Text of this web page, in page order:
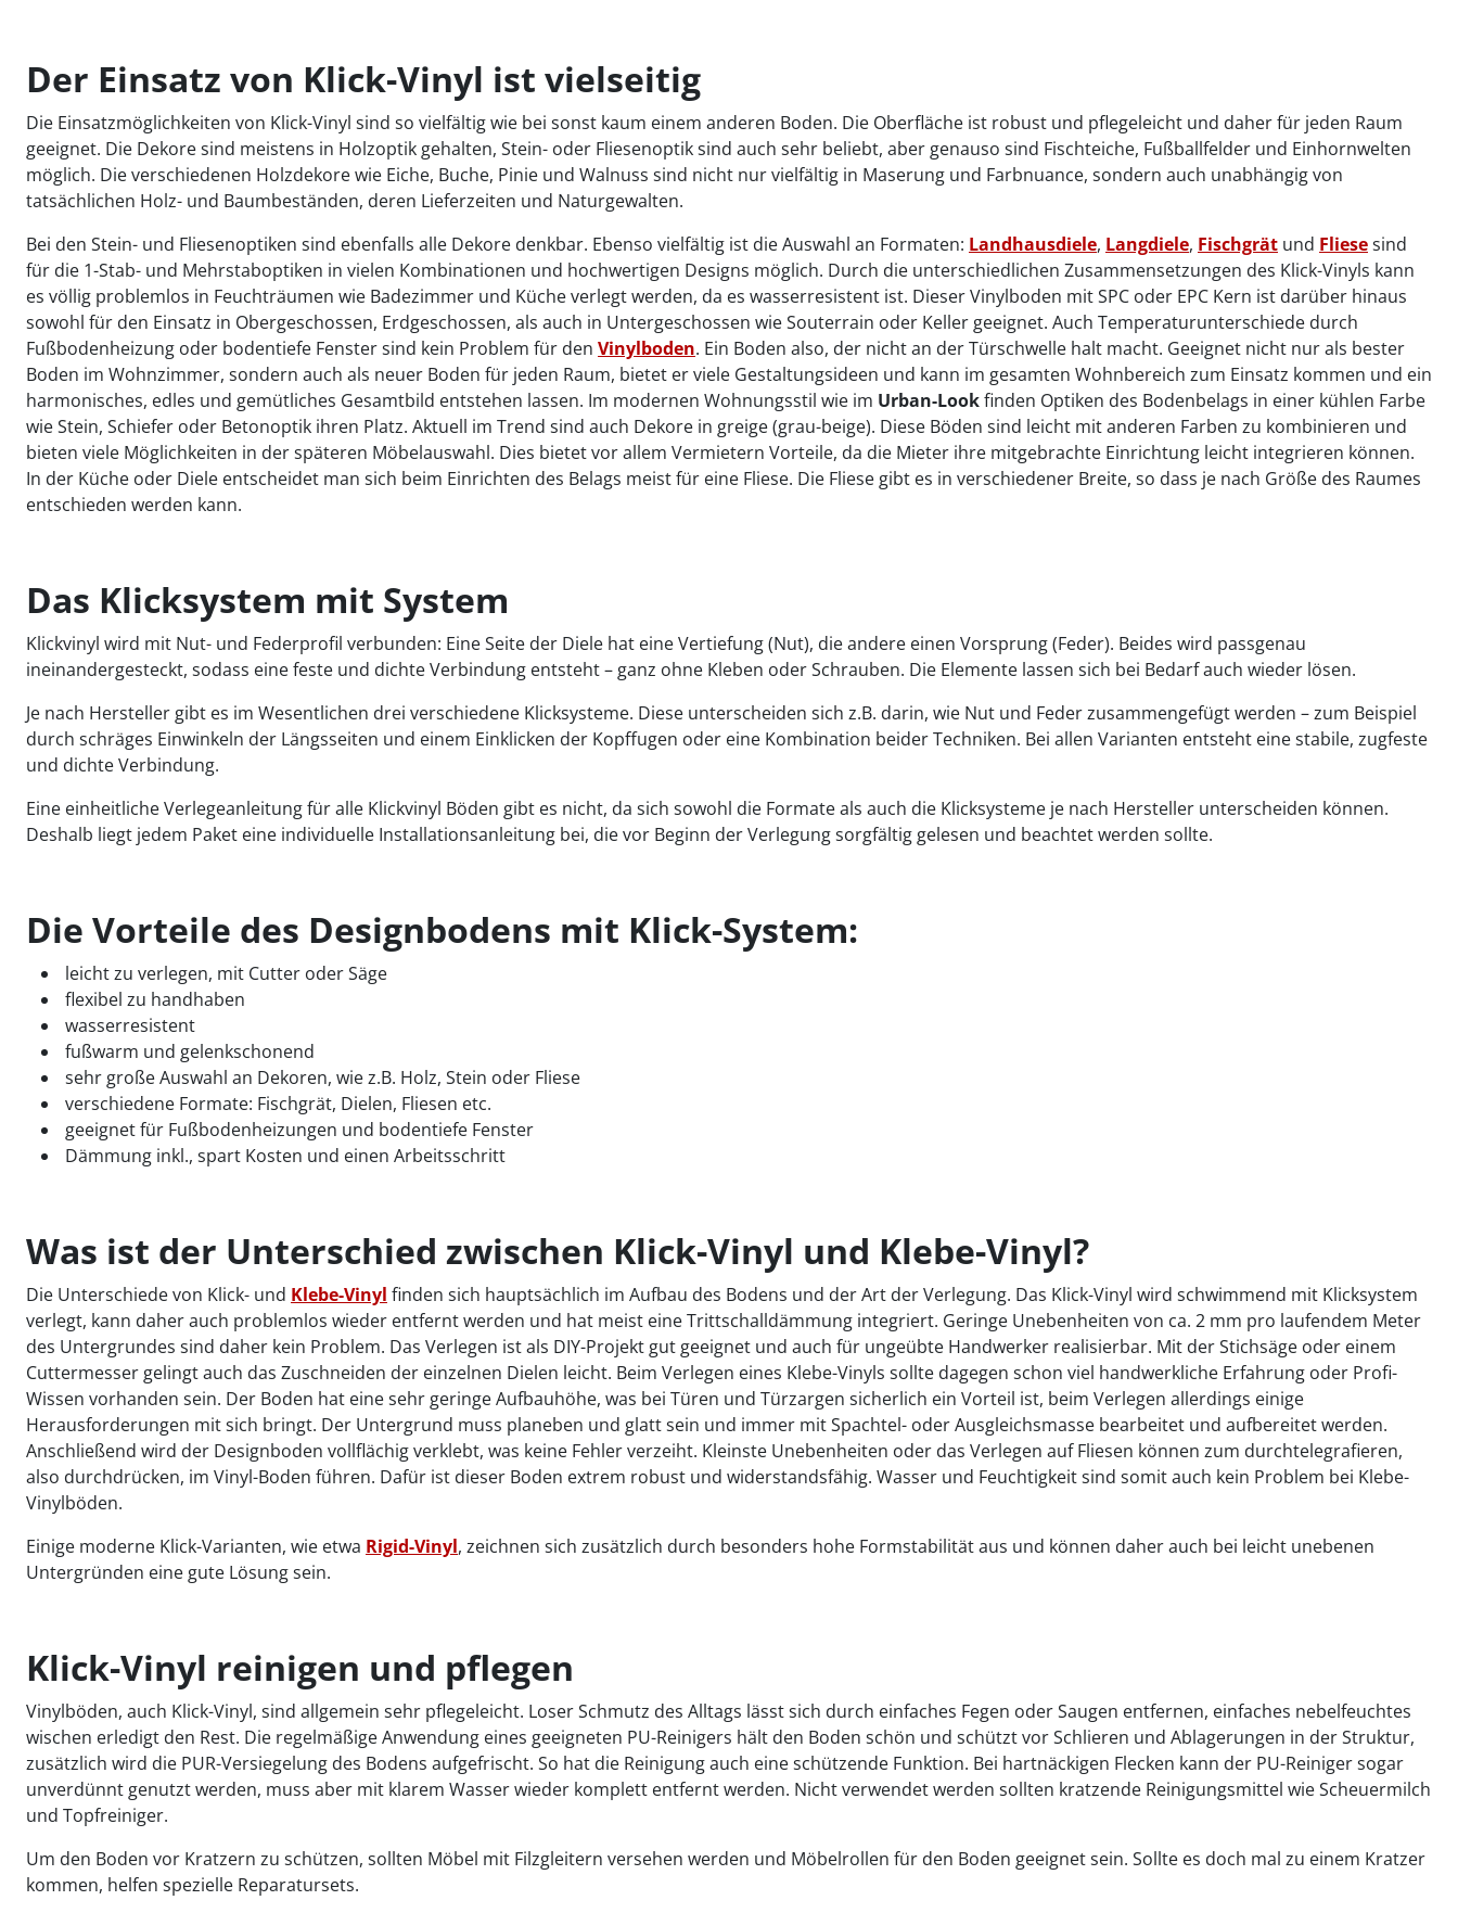
Der Einsatz von Klick-Vinyl ist vielseitig
Die Einsatzmöglichkeiten von Klick-Vinyl sind so vielfältig wie bei sonst kaum einem anderen Boden. Die Oberfläche ist robust und pflegeleicht und daher für jeden Raum
geeignet. Die Dekore sind meistens in Holzoptik gehalten, Stein- oder Fliesenoptik sind auch sehr beliebt, aber genauso sind Fischteiche, Fußballfelder und Einhornwelten
möglich. Die verschiedenen Holzdekore wie Eiche, Buche, Pinie und Walnuss sind nicht nur vielfältig in Maserung und Farbnuance, sondern auch unabhängig von
tatsächlichen Holz- und Baumbeständen, deren Lieferzeiten und Naturgewalten.
Bei den Stein- und Fliesenoptiken sind ebenfalls alle Dekore denkbar. Ebenso vielfältig ist die Auswahl an Formaten: Landhausdiele, Langdiele, Fischgrät und Fliesesind
für die 1-Stab- und Mehrstaboptiken in vielen Kombinationen und hochwertigen Designs möglich. Durch die unterschiedlichen Zusammensetzungen des Klick-Vinyls kann
es völlig problemlos in Feuchträumen wie Badezimmer und Küche verlegt werden, da es wasserresistent ist. Dieser Vinylboden mit SPC oder EPC Kern ist darüber hinaus
sowohl für den Einsatz in Obergeschossen, Erdgeschossen, als auch in Untergeschossen wie Souterrain oder Keller geeignet. Auch Temperaturunterschiede durch
Fußbodenheizung oder bodentiefe Fenster sind kein Problem für den Vinylboden. Ein Boden also, der nicht an der Türschwelle halt macht. Geeignet nicht nur als bester
Boden im Wohnzimmer, sondern auch als neuer Boden für jeden Raum, bietet er viele Gestaltungsideen und kann im gesamten Wohnbereich zum Einsatz kommen und ein
harmonisches, edles und gemütliches Gesamtbild entstehen lassen. Im modernen Wohnungsstil wie im Urban-Lookfinden Optiken des Bodenbelags in einer kühlen Farbe
wie Stein, Schiefer oder Betonoptik ihren Platz. Aktuell im Trend sind auch Dekore in greige (grau-beige). Diese Böden sind leicht mit anderen Farben zu kombinieren und
bieten viele Möglichkeiten in der späteren Möbelauswahl. Dies bietet vor allem Vermietern Vorteile, da die Mieter ihre mitgebrachte Einrichtung leicht integrieren können.
In der Küche oder Diele entscheidet man sich beim Einrichten des Belags meist für eine Fliese. Die Fliese gibt es in verschiedener Breite, so dass je nach Größe des Raumes
entschieden werden kann.
Das Klicksystem mit System
Klickvinyl wird mit Nut- und Federprofil verbunden: Eine Seite der Diele hat eine Vertiefung (Nut), die andere einen Vorsprung (Feder). Beides wird passgenau
ineinandergesteckt, sodass eine feste und dichte Verbindung entsteht – ganz ohne Kleben oder Schrauben. Die Elemente lassen sich bei Bedarf auch wieder lösen.
Je nach Hersteller gibt es im Wesentlichen drei verschiedene Klicksysteme. Diese unterscheiden sich z.B. darin, wie Nut und Feder zusammengefügt werden – zum Beispiel
durch schräges Einwinkeln der Längsseiten und einem Einklicken der Kopffugen oder eine Kombination beider Techniken. Bei allen Varianten entsteht eine stabile, zugfeste
und dichte Verbindung.
Eine einheitliche Verlegeanleitung für alle Klickvinyl Böden gibt es nicht, da sich sowohl die Formate als auch die Klicksysteme je nach Hersteller unterscheiden können.
Deshalb liegt jedem Paket eine individuelle Installationsanleitung bei, die vor Beginn der Verlegung sorgfältig gelesen und beachtet werden sollte.
Die Vorteile des Designbodens mit Klick-System:
leicht zu verlegen, mit Cutter oder Säge
flexibel zu handhaben
wasserresistent
fußwarm und gelenkschonend
sehr große Auswahl an Dekoren, wie z.B. Holz, Stein oder Fliese
verschiedene Formate: Fischgrät, Dielen, Fliesen etc.
geeignet für Fußbodenheizungen und bodentiefe Fenster
Dämmung inkl., spart Kosten und einen Arbeitsschritt
Was ist der Unterschied zwischen Klick-Vinyl und Klebe-Vinyl?
Die Unterschiede von Klick- und Klebe-Vinyl finden sich hauptsächlich im Aufbau des Bodens und der Art der Verlegung. Das Klick-Vinyl wird schwimmend mit Klicksystem
verlegt, kann daher auch problemlos wieder entfernt werden und hat meist eine Trittschalldämmung integriert. Geringe Unebenheiten von ca. 2 mm pro laufendem Meter
des Untergrundes sind daher kein Problem. Das Verlegen ist als DIY-Projekt gut geeignet und auch für ungeübte Handwerker realisierbar. Mit der Stichsäge oder einem
Cuttermesser gelingt auch das Zuschneiden der einzelnen Dielen leicht. Beim Verlegen eines Klebe-Vinyls sollte dagegen schon viel handwerkliche Erfahrung oder Profi-
Wissen vorhanden sein. Der Boden hat eine sehr geringe Aufbauhöhe, was bei Türen und Türzargen sicherlich ein Vorteil ist, beim Verlegen allerdings einige
Herausforderungen mit sich bringt. Der Untergrund muss planeben und glatt sein und immer mit Spachtel- oder Ausgleichsmasse bearbeitet und aufbereitet werden.
Anschließend wird der Designboden vollflächig verklebt, was keine Fehler verzeiht. Kleinste Unebenheiten oder das Verlegen auf Fliesen können zum durchtelegrafieren,
also durchdrücken, im Vinyl-Boden führen. Dafür ist dieser Boden extrem robust und widerstandsfähig. Wasser und Feuchtigkeit sind somit auch kein Problem bei Klebe-
Vinylböden.
Einige moderne Klick-Varianten, wie etwa Rigid-Vinyl, zeichnen sich zusätzlich durch besonders hohe Formstabilität aus und können daher auch bei leicht unebenen
Untergründen eine gute Lösung sein.
Klick-Vinyl reinigen und pflegen
Vinylböden, auch Klick-Vinyl, sind allgemein sehr pflegeleicht. Loser Schmutz des Alltags lässt sich durch einfaches Fegen oder Saugen entfernen, einfaches nebelfeuchtes
wischen erledigt den Rest. Die regelmäßige Anwendung eines geeigneten PU-Reinigers hält den Boden schön und schützt vor Schlieren und Ablagerungen in der Struktur,
zusätzlich wird die PUR-Versiegelung des Bodens aufgefrischt. So hat die Reinigung auch eine schützende Funktion. Bei hartnäckigen Flecken kann der PU-Reiniger sogar
unverdünnt genutzt werden, muss aber mit klarem Wasser wieder komplett entfernt werden. Nicht verwendet werden sollten kratzende Reinigungsmittel wie Scheuermilch
und Topfreiniger.
Um den Boden vor Kratzern zu schützen, sollten Möbel mit Filzgleitern versehen werden und Möbelrollen für den Boden geeignet sein. Sollte es doch mal zu einem Kratzer
kommen, helfen spezielle Reparatursets.